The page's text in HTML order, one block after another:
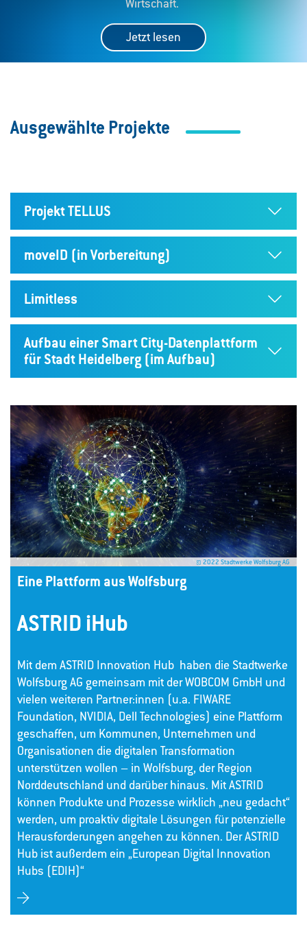
Wirtschaft.
Jetzt lesen
Ausgewählte Projekte
Projekt TELLUS
moveID (in Vorbereitung)
Limitless
Aufbau einer Smart City-Datenplattform
für Stadt Heidelberg (im Aufbau)
© 2022 Stadtwerke Wolfsburg AG
Eine Plattform aus Wolfsburg
ASTRID iHub
Mit dem ASTRID Innovation Hub haben die Stadtwerke
Wolfsburg AG gemeinsam mit der WOBCOM GmbH und
vielen weiteren Partner:innen (u.a. FIWARE
Foundation, NVIDIA, Dell Technologies) eine Plattform
geschaffen, um Kommunen, Unternehmen und
Organisationen die digitalen Transformation
unterstützen wollen – in Wolfsburg, der Region
Norddeutschland und darüber hinaus. Mit ASTRID
können Produkte und Prozesse wirklich „neu gedacht“
werden, um proaktiv digitale Lösungen für potenzielle
Herausforderungen angehen zu können. Der ASTRID
Hub ist außerdem ein „European Digital Innovation
Hubs (EDIH)“